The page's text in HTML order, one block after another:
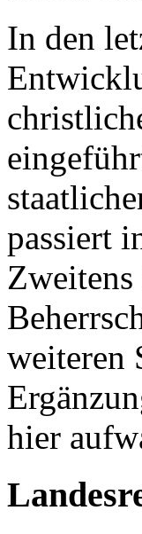
In den
passiert
weiteren
hier